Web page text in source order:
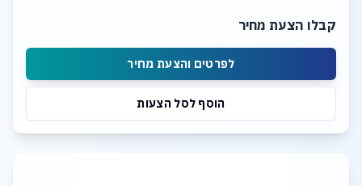
קבלו הצעת מחיר
לפרטים והצעת מחיר
הוסף לסל הצעות